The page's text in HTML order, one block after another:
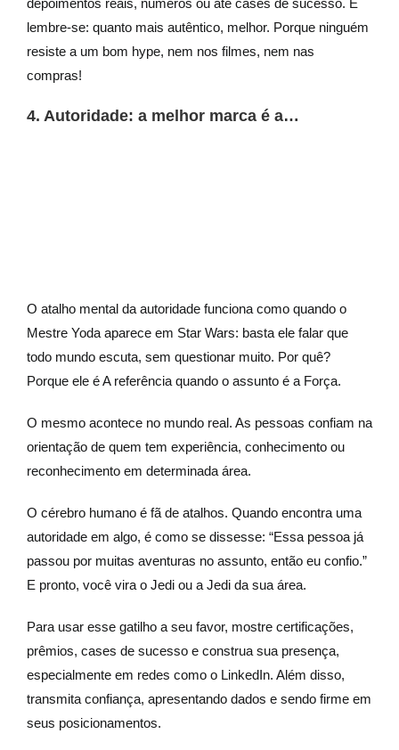
depoimentos reais, números ou até cases de sucesso. E
lembre-se: quanto mais autêntico, melhor. Porque ninguém
resiste a um bom hype, nem nos filmes, nem nas
compras!
4. Autoridade: a melhor marca é a…
O atalho mental da autoridade funciona como quando o
Mestre Yoda aparece em Star Wars: basta ele falar que
todo mundo escuta, sem questionar muito. Por quê?
Porque ele é A referência quando o assunto é a Força.
O mesmo acontece no mundo real. As pessoas confiam na
orientação de quem tem experiência, conhecimento ou
reconhecimento em determinada área.
O cérebro humano é fã de atalhos. Quando encontra uma
autoridade em algo, é como se dissesse: “Essa pessoa já
passou por muitas aventuras no assunto, então eu confio.”
E pronto, você vira o Jedi ou a Jedi da sua área.
Para usar esse gatilho a seu favor, mostre certificações,
prêmios, cases de sucesso e construa sua presença,
especialmente em redes como o LinkedIn. Além disso,
transmita confiança, apresentando dados e sendo firme em
seus posicionamentos.